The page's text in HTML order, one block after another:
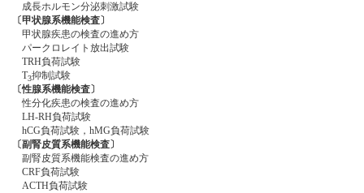
成長ホルモン分泌刺激試験
〔甲状腺系機能検査〕
甲状腺疾患の検査の進め方
パークロレイト放出試験
TRH負荷試験
T3抑制試験
〔性腺系機能検査〕
性分化疾患の検査の進め方
LH-RH負荷試験
hCG負荷試験，hMG負荷試験
〔副腎皮質系機能検査〕
副腎皮質系機能検査の進め方
CRF負荷試験
ACTH負荷試験